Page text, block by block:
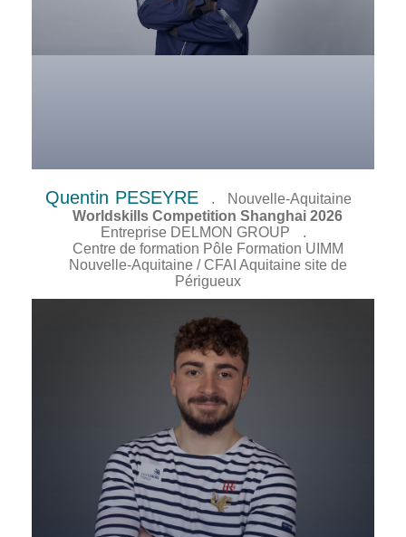
Quentin PESEYRE .
Nouvelle-Aquitaine
Worldskills Competition Shanghai 2026
Entreprise DELMON GROUP
.
Centre de formation Pôle Formation UIMM
Nouvelle-Aquitaine / CFAI Aquitaine site de
Périgueux